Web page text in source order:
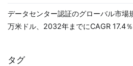
データセンター認証のグローバル市
万米ドル、2032年までにCAGR 17.4
タグ